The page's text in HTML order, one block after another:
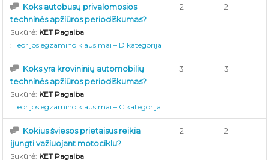
Koks autobusų privalomosios
techninės apžiūros periodiškumas?
Sukūrė: KET Pagalba
:Teorijos egzamino klausimai – D kategorija
2 2
Koks yra krovininių automobilių
techninės apžiūros periodiškumas?
Sukūrė: KET Pagalba
:Teorijos egzamino klausimai – C kategorija
3 3
Kokius šviesos prietaisus reikia
įjungti važiuojant motociklu?
Sukūrė: KET Pagalba
2 2